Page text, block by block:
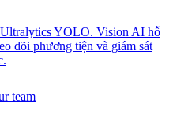
YOLO. Vision AI hỗ
dõi phương tiện và giám sát